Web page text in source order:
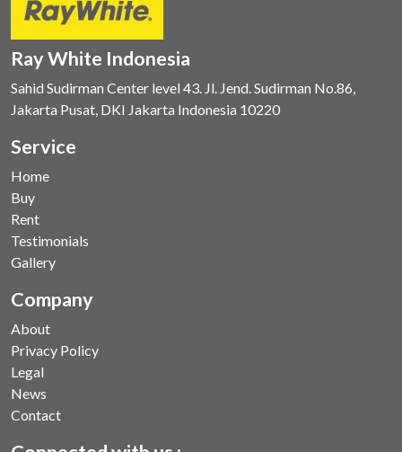
Ray White Indonesia
Sahid Sudirman Center level 43. Jl. Jend. Sudirman No.86,
Jakarta Pusat, DKI Jakarta Indonesia 10220
Service
Home
Buy
Rent
Testimonials
Gallery
Company
About
Privacy Policy
Legal
News
Contact